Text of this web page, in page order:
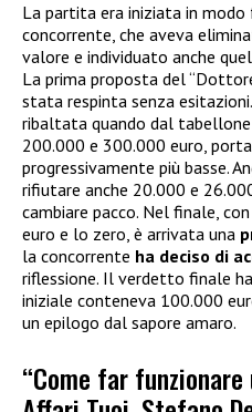
La partita era iniziata in
concorrente, che aveva
valore e individuato anche
La prima proposta del
stata respinta senza
ribaltata quando dal
200.000 e 300.000 euro,
progressivamente più basse.
rifiutare anche 20.000 e
cambiare pacco. Nel finale,
euro e lo zero, è arrivata una
la concorrente ha deciso di
riflessione. Il verdetto finale
iniziale conteneva 100.000
un epilogo dal sapore amaro.
“Come far